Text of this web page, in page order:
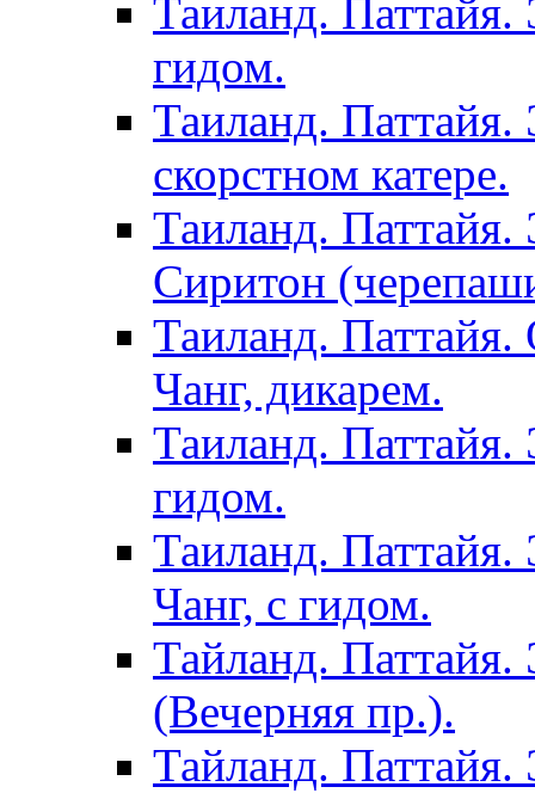
Таиланд. Паттайя.
гидом.
Таиланд.
скорстном катере.
Таиланд.
Сиритон
Таиланд.
Чанг, дикарем.
Таиланд.
гидом.
Таиланд.
Чанг, с гидом.
Тайланд. Паттайя.
(Вечерняя пр.).
Тайланд. Паттайя.